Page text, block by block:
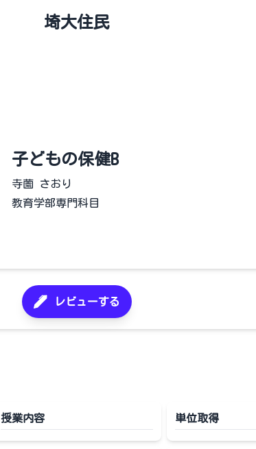
埼大住民
子どもの保健B
寺薗 さおり
教育学部専門科目
レビューする
授業内容 単位取得